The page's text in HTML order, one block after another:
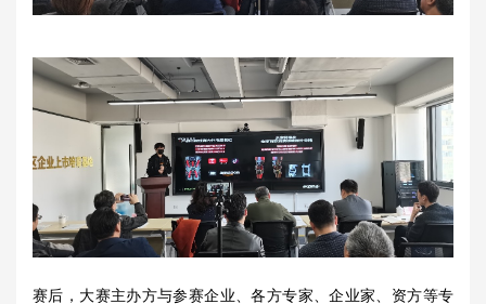
赛后，大赛主办方与参赛企业、各方专家、企业家、资方等专